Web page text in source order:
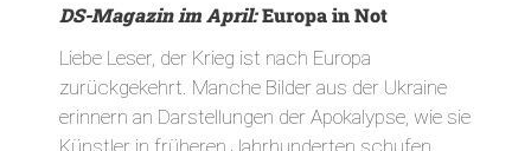
DS-Magazin im April:Europa in Not
Liebe Leser, der Krieg ist nach Europa
zurückgekehrt. Manche Bilder aus der Ukraine
erinnern an Darstellungen der Apokalypse, wie sie
Künstler in früheren Jahrhunderten schufen.